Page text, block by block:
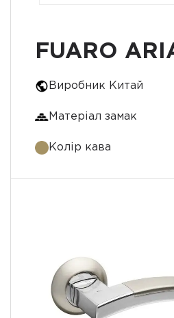
FUARO
Виробник Китай
Матеріал замак
Колір кава